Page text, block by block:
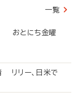
一覧
？ おとにち金曜
リリー、日米で